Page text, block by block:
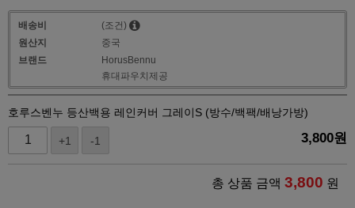
배송비
(조건)
원산지
중국
브랜드
HorusBennu
휴대파우치제공
호루스벤누 등산백용 레인커버 그레이S (방수/백팩/배낭가방)
+1 -1 3,800원
총 상품 금액 3,800 원